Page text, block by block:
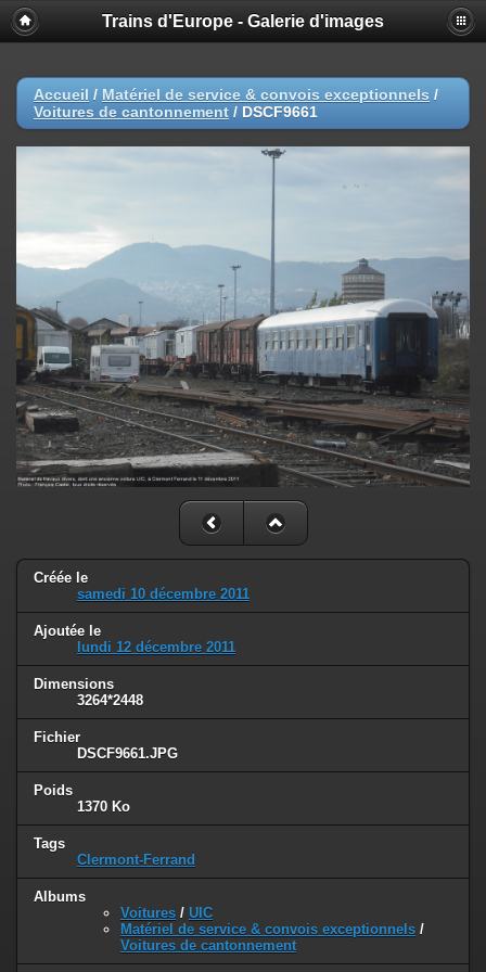
Trains d'Europe - Galerie d'images
Accueil / Matériel de service & convois exceptionnels /
Voitures de cantonnement / DSCF9661
Créée le
samedi 10 décembre 2011
Ajoutée le
lundi 12 décembre 2011
Dimensions
3264*2448
Fichier
DSCF9661.JPG
Poids
1370 Ko
Tags
Clermont-Ferrand
Albums
Voitures / UIC
Matériel de service & convois exceptionnels /
Voitures de cantonnement